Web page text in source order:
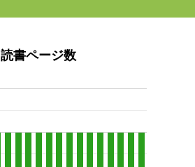
読書ページ数